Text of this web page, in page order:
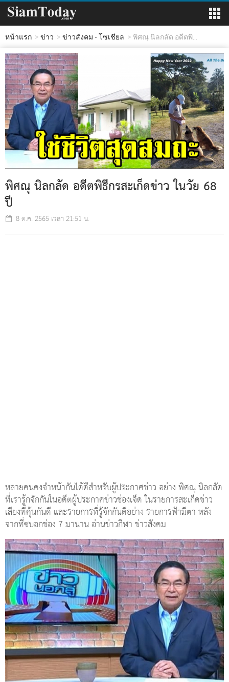
หน้าแรก ข่าว ข่าวสังคม - โซเชียล พิศณุ นิลกลัด อดีตพิ...
พิศณุ นิลกลัด อดีตพิธีกรสะเก็ดข่าว ในวัย 68
ปี
8 ต.ค. 2565 เวลา 21:51 น.
หลายคนคงจำหน้ากันได้ดีสำหรับผู้ประกาศข่าว อย่าง พิศณุ นิลกลัด
ที่เรารู้กจักกันในอดีตผู้ประกาศข่าวช่องเจ็ด ในรายการสะเก็ดข่าว
เสียงที่คุ้นกันดี และรายการที่รู้จักกันดีอย่าง รายการฟ้ามีตา หลัง
จากที่ซบอกช่อง 7 มานาน อ่านข่าวกีฬา ข่าวสังคม